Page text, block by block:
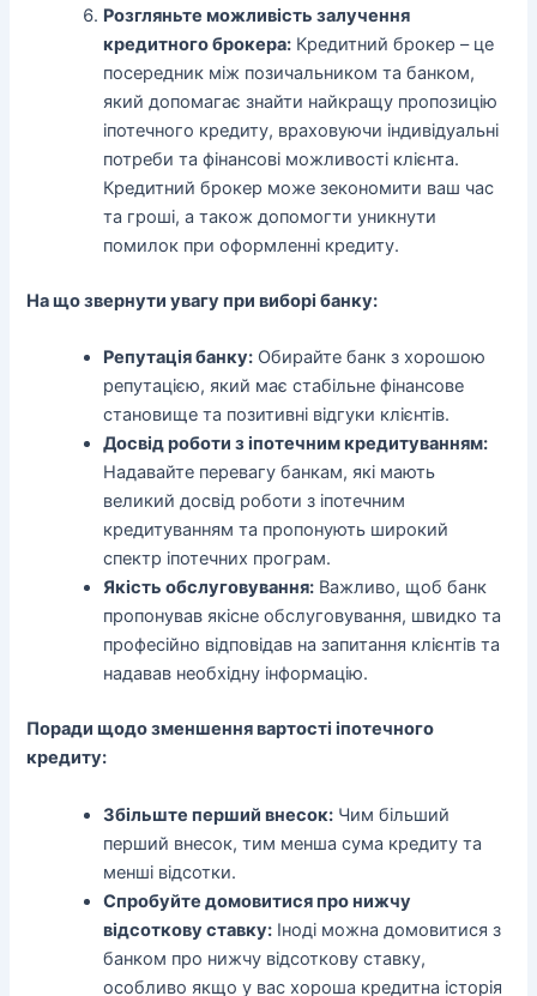
Розгляньте можливість залучення
кредитного брокера: Кредитний брокер – це
посередник між позичальником та банком,
який допомагає знайти найкращу пропозицію
іпотечного кредиту, враховуючи індивідуальні
потреби та фінансові можливості клієнта.
Кредитний брокер може зекономити ваш час
та гроші, а також допомогти уникнути
помилок при оформленні кредиту.
На що звернути увагу при виборі банку:
Репутація банку: Обирайте банк з хорошою
репутацією, який має стабільне фінансове
становище та позитивні відгуки клієнтів.
Досвід роботи з іпотечним кредитуванням:
Надавайте перевагу банкам, які мають
великий досвід роботи з іпотечним
кредитуванням та пропонують широкий
спектр іпотечних програм.
Якість обслуговування: Важливо, щоб банк
пропонував якісне обслуговування, швидко та
професійно відповідав на запитання клієнтів та
надавав необхідну інформацію.
Поради щодо зменшення вартості іпотечного
кредиту:
Збільште перший внесок: Чим більший
перший внесок, тим менша сума кредиту та
менші відсотки.
Спробуйте домовитися про нижчу
відсоткову ставку: Іноді можна домовитися з
банком про нижчу відсоткову ставку,
особливо якщо у вас хороша кредитна історія